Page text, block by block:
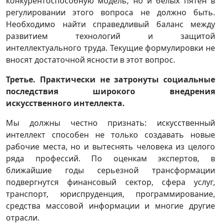
регулировании этого вопроса не должно быть.
Необходимо найти справедливый баланс между
развитием технологий и защитой
интеллектуального труда. Текущие формулировки не
вносят достаточной ясности в этот вопрос.
Третье. Практически не затронуты социальные
последствия широкого внедрения
искусственного интеллекта.
Мы должны честно признать: искусственный
интеллект способен не только создавать новые
рабочие места, но и вытеснять человека из целого
ряда профессий. По оценкам экспертов, в
ближайшие годы серьезной трансформации
подвергнутся финансовый сектор, сфера услуг,
транспорт, юриспруденция, программирование,
средства массовой информации и многие другие
отрасли.